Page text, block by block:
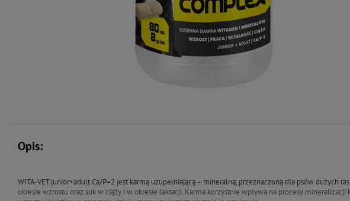
Opis:
WITA-VET junior+adult Ca/P=2 jest karmą uzupełniającą – mineralną, przeznaczoną dla psów dużych
okresie wzrostu oraz suk w ciąży i w okresie laktacji. Karma korzystnie wpływa na procesy mineralizacji